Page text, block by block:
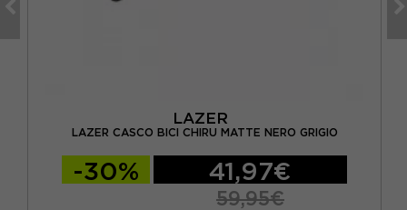
LAZER
LAZER CASCO BICI CHIRU MATTE NERO GRIGIO
-30% 41,97€
59,95€